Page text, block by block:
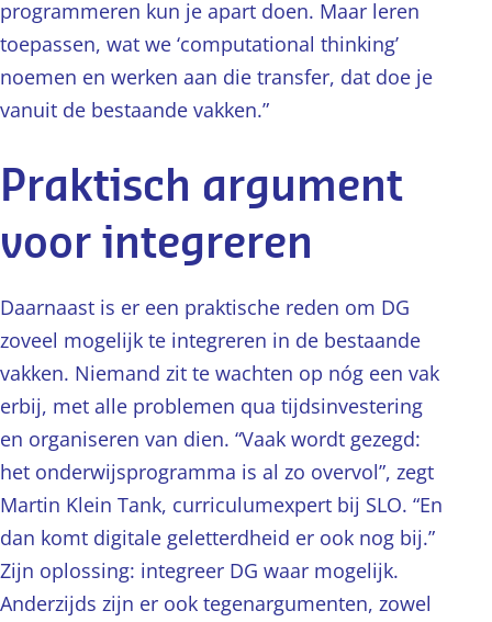
programmeren kun je apart doen. Maar leren
toepassen, wat we ‘computational thinking’
noemen en werken aan die transfer, dat doe je
vanuit de bestaande vakken.”
Praktisch argument
voor integreren
Daarnaast is er een praktische reden om DG
zoveel mogelijk te integreren in de bestaande
vakken. Niemand zit te wachten op nóg een vak
erbij, met alle problemen qua tijdsinvestering
en organiseren van dien. “Vaak wordt gezegd:
het onderwijsprogramma is al zo overvol”, zegt
Martin Klein Tank, curriculumexpert bij SLO. “En
dan komt digitale geletterdheid er ook nog bij.”
Zijn oplossing: integreer DG waar mogelijk.
Anderzijds zijn er ook tegenargumenten, zowel